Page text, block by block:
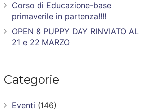
Corso di Educazione-base
primaverile in partenza!!!!
OPEN & PUPPY DAY RINVIATO AL
21 e 22 MARZO
Categorie
Eventi (146)